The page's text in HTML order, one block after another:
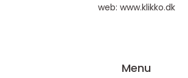
web: www.klikko.dk
Menu